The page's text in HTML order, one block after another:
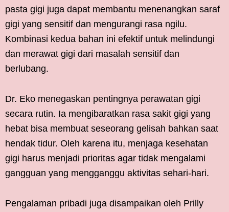
pasta gigi juga dapat membantu menenangkan saraf
gigi yang sensitif dan mengurangi rasa ngilu.
Kombinasi kedua bahan ini efektif untuk melindungi
dan merawat gigi dari masalah sensitif dan
berlubang.
Dr. Eko menegaskan pentingnya perawatan gigi
secara rutin. Ia mengibaratkan rasa sakit gigi yang
hebat bisa membuat seseorang gelisah bahkan saat
hendak tidur. Oleh karena itu, menjaga kesehatan
gigi harus menjadi prioritas agar tidak mengalami
gangguan yang mengganggu aktivitas sehari-hari.
Pengalaman pribadi juga disampaikan oleh Prilly